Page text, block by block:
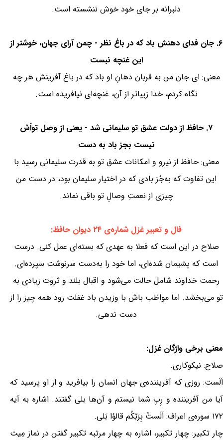
دلبرانه بر جای خود خوش ننشسته است.
۶. جان فدای دهنش باد که در باغ نظر - چمن آرای جهان، خوشتر از
این غنچه نبست
معنی: ای جان من به قربان دهانِ او باد که در باغ آفرینش هر چه
نگاه کردم، خدا زیباتر از آن، غنچه‌ای نیافریده است.
۷. حافظ از دولت عشق تو سلیمانی شد - یعنی از وصل تواَش
نیست بجز باد به دست
معنی: حافظ از نیرو و امکانات عشق تو به قدرت سلیمانی رسید با
این تفاوت که به‌جُز بادی که در اختیار سلیمان بود، در دست من
چیزی از نعمتِ وصالِ تو باقی نماند.
فال و تعبیر غزل شماره‌ی ۲۴ دیوان حافظ:
صلاح در این است که فعلا به عهدی که بسته‌ای عمل کنی. درست
است که پشیمان شده‌ای، اما خود را به‌دست سرنوشت سپرده‌ای.
رحمت خداوند شامل حالت می‌شود و اقبال بلند و ثروت زیادی به
تو می‌بخشد. اما مواظب باش با وزیدن باد غفلت زود همه چیز را از
دست ندهی.
معنی برخی واژگان غزل:
صلاح: نیکوکاری.
اَلَست: روزی که آفریننده‌ی جهان انسان را بیافرید و از او پرسید که
آیا من آفریننده و رِبِ شما نیستم و آن‌ها بلی گفتند. اشاره به آیه
۱۷۲ سوره‌ی اعراف: اَلَستُ بِرَبّکُم قالوُا بَلی.
چار تکبیر: چهار تکبیر، اشاره به چهار مرتبه تکبیر گفتن در نماز مِیت